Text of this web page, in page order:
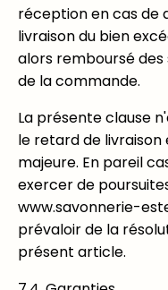
réception en cas de
livraison du bien
alors remboursé
de la commande.
La présente clause
le retard de livraison
majeure. En pareil
exercer de
www.savonnerie-
prévaloir de la
présent article.